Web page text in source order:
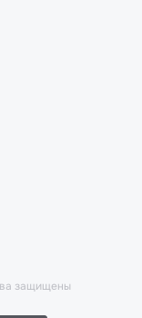
защищены